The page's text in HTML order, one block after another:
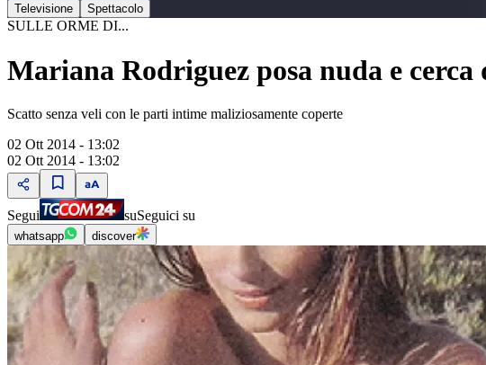
Televisione Spettacolo
SULLE ORME DI...
Mariana Rodriguez posa nuda e cerca
Scatto senza veli con le parti intime maliziosamente coperte
02 Ott 2014 - 13:02
02 Ott 2014 - 13:02
Segui suSeguici su
whatsapp discover